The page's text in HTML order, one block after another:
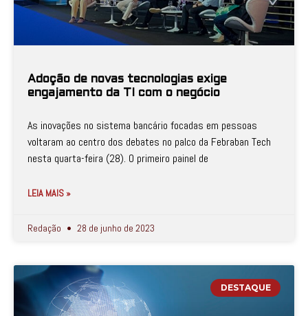
Adoção de novas tecnologias exige
engajamento da TI com o negócio
As inovações no sistema bancário focadas em pessoas
voltaram ao centro dos debates no palco da Febraban Tech
nesta quarta-feira (28). O primeiro painel de
LEIA MAIS »
Redação 28 de junho de 2023
DESTAQUE